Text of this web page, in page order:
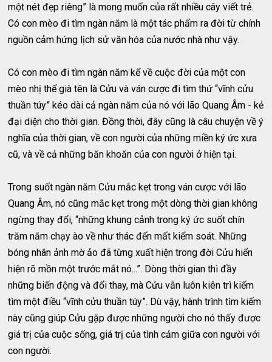
một nét đẹp riêng” là mong muốn của rất nhiều cây viết trẻ.
Có con mèo đi tìm ngàn năm là một tác phẩm ra đời từ chính
nguồn cảm hứng lịch sử văn hóa của nước nhà như vậy.
Có con mèo đi tìm ngàn năm kể về cuộc đời của một con
mèo nhị thể già tên là Cửu và ván cược đi tìm thứ “vĩnh cửu
thuần túy” kéo dài cả ngàn năm của nó với lão Quang Âm - kẻ
đại diện cho thời gian. Đồng thời, đây cũng là câu chuyện về ý
nghĩa của thời gian, về con người của những miền ký ức xưa
cũ, và về cả những băn khoăn của con người ở hiện tại.
Trong suốt ngàn năm Cửu mắc kẹt trong ván cược với lão
Quang Âm, nó cũng mắc kẹt trong một dòng thời gian không
ngừng thay đổi, “những khung cảnh trong ký ức suốt chín
trăm năm chạy ào về như thác đến mất kiểm soát. Những
bóng nhân ảnh mờ ảo đã từng xuất hiện trong đời Cửu hiển
hiện rõ mồn một trước mắt nó...”. Dòng thời gian thì đầy
những biến động và đổi thay, mà Cửu vẫn luôn kiên trì kiếm
tìm một điều “vĩnh cửu thuần túy”. Dù vậy, hành trình tìm kiếm
này cũng giúp Cửu gặp được những người cho nó thấy được
giá trị của cuộc sống, giá trị của tình cảm giữa con người với
con người.